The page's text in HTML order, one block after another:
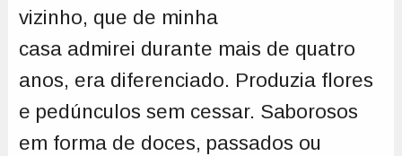
vizinho, que de minha
casa admirei durante mais de quatro
anos, era diferenciado. Produzia flores
e pedúnculos sem cessar. Saborosos
em forma de doces, passados ou